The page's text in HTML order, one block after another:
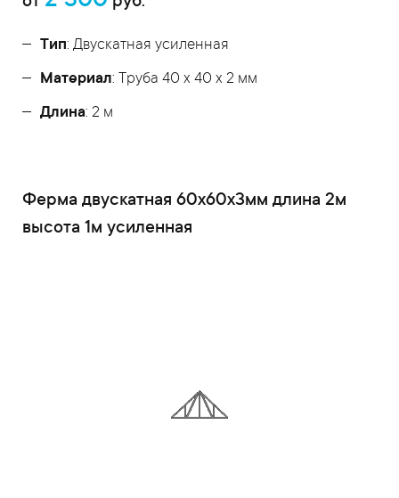
Тип: Двускатная усиленная
Материал: Труба 40 x 40 x 2 мм
Длина: 2 м
Ферма двускатная 60x60x3мм длина 2м
высота 1м усиленная